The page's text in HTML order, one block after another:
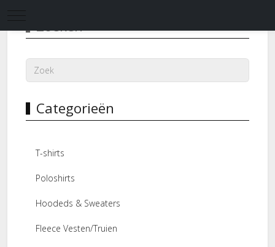
Mobile Menu Toggle
Zoeken
Categorieën
T-shirts
Poloshirts
Hoodeds & Sweaters
Fleece Vesten/Truien